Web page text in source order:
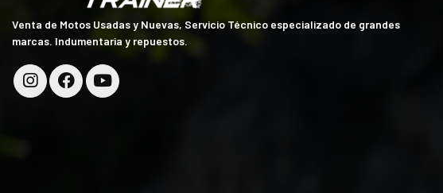
Venta de Motos Usadas y Nuevas, Servicio Técnico especializado de grandes
marcas. Indumentaria y repuestos.